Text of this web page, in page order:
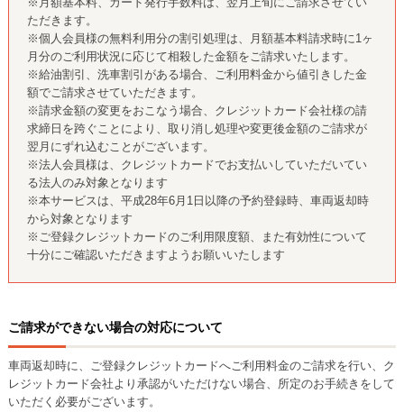
ただきます。
※個人会員様の無料利用分の割引処理は、月額基本料請求時に1ヶ
月分のご利用状況に応じて相殺した金額をご請求いたします。
※給油割引、洗車割引がある場合、ご利用料金から値引きした金
額でご請求させていただきます。
※請求金額の変更をおこなう場合、クレジットカード会社様の請
求締日を跨ぐことにより、取り消し処理や変更後金額のご請求が
翌月にずれ込むことがございます。
※法人会員様は、クレジットカードでお支払いしていただいてい
る法人のみ対象となります
※本サービスは、平成28年6月1日以降の予約登録時、車両返却時
から対象となります
※ご登録クレジットカードのご利用限度額、また有効性について
十分にご確認いただきますようお願いいたします
ご請求ができない場合の対応について
車両返却時に、ご登録クレジットカードへご利用料金のご請求を行い、ク
レジットカード会社より承認がいただけない場合、所定のお手続きをして
いただく必要がございます。